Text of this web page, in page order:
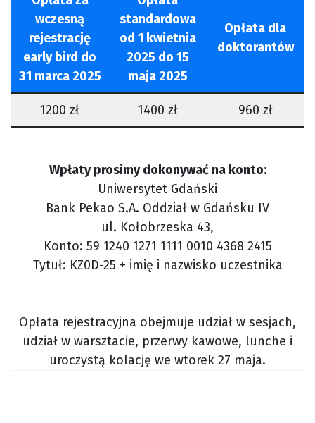
wczesną
rejestrację
early bird do
31 marca 2025
standardowa
od 1 kwietnia
2025 do 15
maja 2025
Opłata dla
doktorantów
1200 zł 1400 zł 960 zł
Wpłaty prosimy dokonywać na konto:
Uniwersytet Gdański
Bank Pekao S.A. Oddział w Gdańsku IV
ul. Kołobrzeska 43,
Konto: 59 1240 1271 1111 0010 4368 2415
Tytuł: KZ0D-25 + imię i nazwisko uczestnika
Opłata rejestracyjna obejmuje udział w sesjach,
udział w warsztacie, przerwy kawowe, lunche i
uroczystą kolację we wtorek 27 maja.